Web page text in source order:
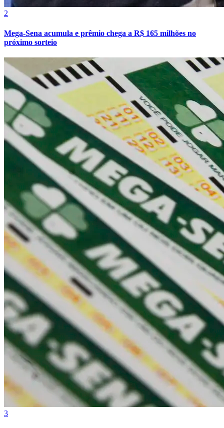
Cruzeiro
Bahia
2
Mega-Sena acumula e prêmio chega a R$ 165 milhões no
próximo sorteio
3